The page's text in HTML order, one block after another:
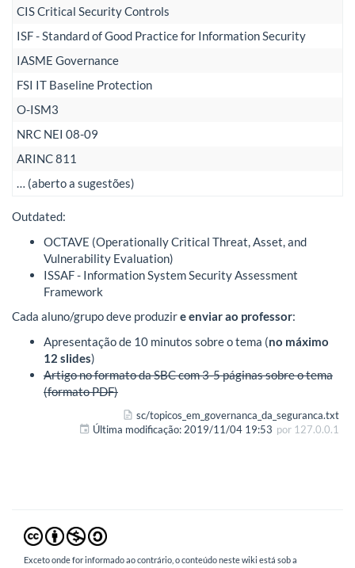
CIS Critical Security Controls
ISF - Standard of Good Practice for Information Security
IASME Governance
FSI IT Baseline Protection
O-ISM3
NRC NEI 08-09
ARINC 811
… (aberto a sugestões)
Outdated:
OCTAVE (Operationally Critical Threat, Asset, and
Vulnerability Evaluation)
ISSAF - Information System Security Assessment
Framework
Cada aluno/grupo deve produzire enviar ao professor:
Apresentação de 10 minutos sobre o tema (no máximo
12 slides)
Artigo no formato da SBC com 3-5 páginas sobre o tema
(formato PDF)
sc/topicos_em_governanca_da_seguranca.txt
Última modificação:2019/11/04 19:53 por 127.0.0.1
Exceto onde for informado ao contrário, o conteúdo neste wiki está sob a